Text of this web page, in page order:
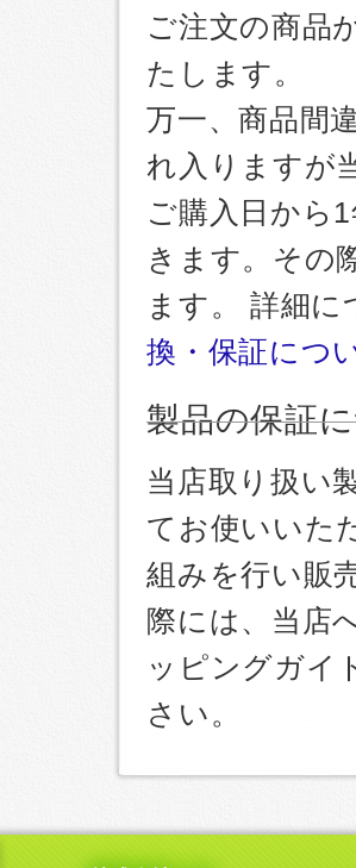
ご注文の商品
たします。
万一、商品間
れ入りますが
ご購入日から
きます。その
ます。 詳細
換・保証につ
製品の保証
当店取り扱い
てお使いいた
組みを行い販
際には、当店
ッピングガイ
さい。